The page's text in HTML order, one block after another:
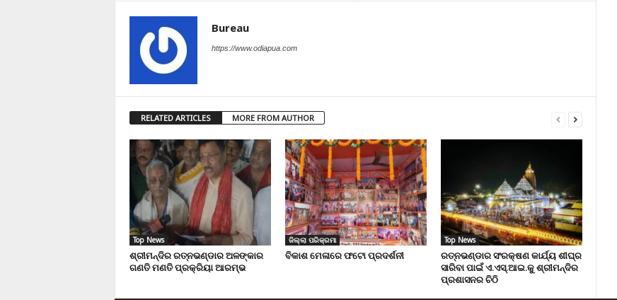
Bureau
https://www.odiapua.com
RELATED ARTICLES MORE FROM AUTHOR
Top News
ଶ୍ରୀମନ୍ଦିର ରତ୍ନଭଣ୍ଡାର ଅଳଙ୍କାର
ଗଣତି ମଣତି ପ୍ରକ୍ରିୟା ଆରମ୍ଭ
ଜିଲ୍ଲା ପରିକ୍ରମା
ବିକାଶ ମେଳାରେ ଫଟୋ ପ୍ରଦର୍ଶନୀ
Top News
ରତ୍ନଭଣ୍ଡାର ସଂରକ୍ଷଣ କାର୍ଯ୍ୟ ଶୀଘ୍ର
ସାରିବା ପାଇଁ ଏ.ଏସ୍.ଆଇ.କୁ ଶ୍ରୀମନ୍ଦିର
ପ୍ରଶାସନର ଚିଠି